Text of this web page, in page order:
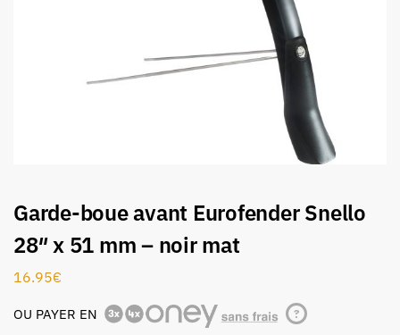
Garde-boue avant Eurofender Snello
28″ x 51 mm – noir mat
16.95€
OU PAYER EN ?